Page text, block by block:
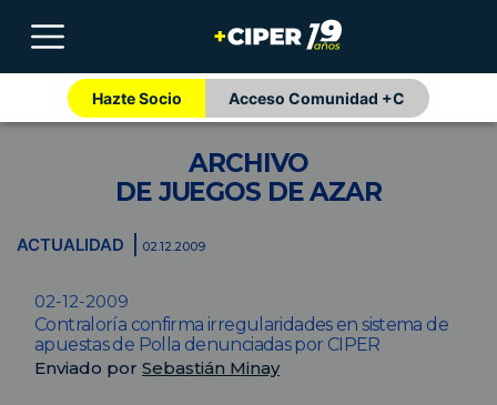
Hazte Socio Acceso Comunidad +C
ARCHIVO
DE JUEGOS DE AZAR
ACTUALIDAD 02.12.2009
02-12-2009
Contraloría confirma irregularidades en sistema de
apuestas de Polla denunciadas por CIPER
Enviado por Sebastián Minay